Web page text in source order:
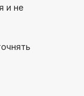
и не